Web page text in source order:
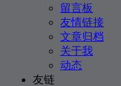
留言板
友情链接
文章归档
关于我
动态
友链